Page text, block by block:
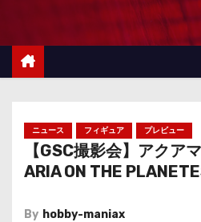
ニュース フィギュア プレビュー
【GSC撮影会】アクア
ARIA ON THE
By hobby-maniax